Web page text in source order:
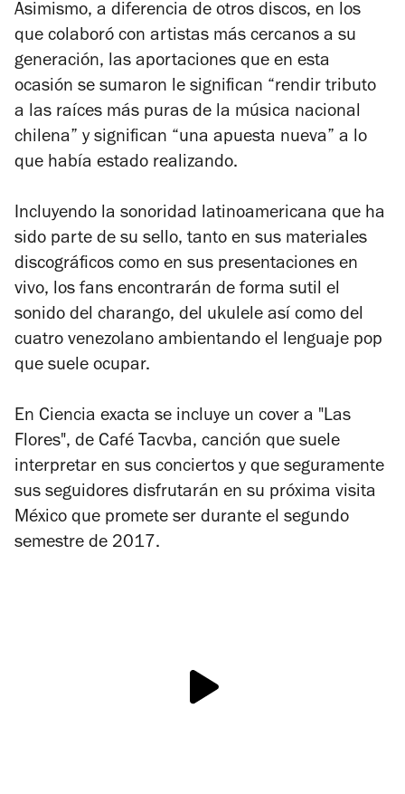
Asimismo, a diferencia de otros discos, en los
que colaboró con artistas más cercanos a su
generación, las aportaciones que en esta
ocasión se sumaron le significan “rendir tributo
a las raíces más puras de la música nacional
chilena” y significan “una apuesta nueva” a lo
que había estado realizando.
Incluyendo la sonoridad latinoamericana que ha
sido parte de su sello, tanto en sus materiales
discográficos como en sus presentaciones en
vivo, los fans encontrarán de forma sutil el
sonido del charango, del ukulele así como del
cuatro venezolano ambientando el lenguaje pop
que suele ocupar.
En Ciencia exacta se incluye un cover a "Las
Flores", de Café Tacvba, canción que suele
interpretar en sus conciertos y que seguramente
sus seguidores disfrutarán en su próxima visita
México que promete ser durante el segundo
semestre de 2017.